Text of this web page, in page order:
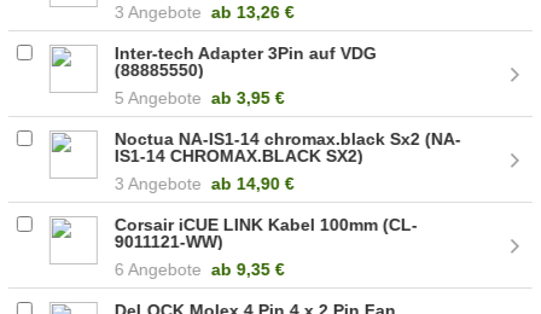
3 Angebote ab 13,26 €
Inter-tech Adapter 3Pin auf VDG
(88885550)
5 Angebote ab 3,95 €
Noctua NA-IS1-14 chromax.black Sx2 (NA-
IS1-14 CHROMAX.BLACK SX2)
3 Angebote ab 14,90 €
Corsair iCUE LINK Kabel 100mm (CL-
9011121-WW)
6 Angebote ab 9,35 €
DeLOCK Molex 4 Pin 4 x 2 Pin Fan